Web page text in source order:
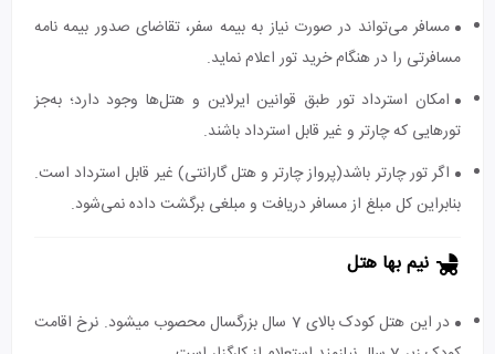
مسافر می‌تواند در صورت نیاز به بیمه سفر، تقاضای صدور بیمه نامه
مسافرتی را در هنگام خرید تور اعلام نماید.
امکان استرداد تور طبق قوانین ایرلاین و هتل‌ها وجود دارد؛ به‌جز
تورهایی که چارتر و غیر قابل استرداد باشند.
اگر تور چارتر باشد(پرواز چارتر و هتل گارانتی) غیر قابل استرداد است.
بنابراین کل مبلغ از مسافر دریافت و مبلغی برگشت داده نمی‌شود.
نیم بها هتل
در این هتل کودک بالای 7 سال بزرگسال محصوب میشود. نرخ اقامت